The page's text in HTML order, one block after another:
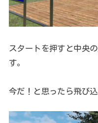
スタートを押すと中央
す。
今だ！と思ったら飛び